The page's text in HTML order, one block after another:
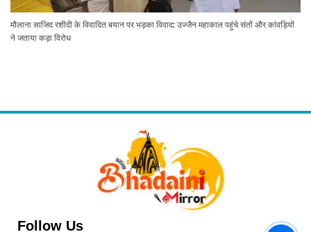
मौलाना साजिद रशीदी के विवादित बयान पर भड़का विवाद: उज्जैन महाकाल पहुंचे संतों और कांवड़ियों
ने जताया कड़ा विरोध
Follow Us